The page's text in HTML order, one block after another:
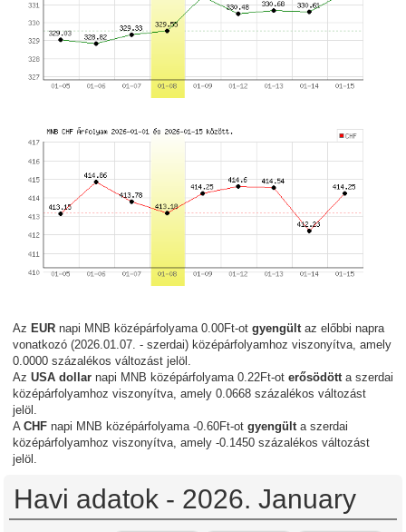
Az EUR napi MNB középárfolyama 0.00Ft-ot gyengültaz előbbi napra
vonatkozó (2026.01.07. - szerdai) középárfolyamhoz viszonyítva, amely
0.0000 százalékos változást jelöl.
Az USA dollar napi MNB középárfolyama 0.22Ft-ot erősödötta szerdai
középárfolyamhoz viszonyítva, amely 0.0668 százalékos változást
jelöl.
A CHF napi MNB középárfolyama -0.60Ft-ot gyengülta szerdai
középárfolyamhoz viszonyítva, amely -0.1450 százalékos változást
jelöl.
Havi adatok - 2026. January